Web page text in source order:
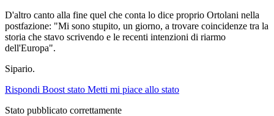
D'altro canto alla fine quel che conta lo dice proprio Ortolani nella
postfazione: "Mi sono stupito, un giorno, a trovare coincidenze tra la
storia che stavo scrivendo e le recenti intenzioni di riarmo
dell'Europa".
Sipario.
Rispondi Boost stato Metti mi piace allo stato
Stato pubblicato correttamente